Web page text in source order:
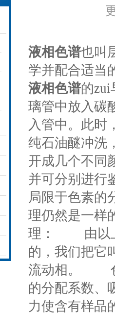
液相色谱也叫
学并配合适当
液相色谱的zui
璃管中放入碳
入管中。此时
纯石油醚冲洗
开成几个不同
并可分别进
局限于色素的
理仍然是一
理： 由以上
的，我们把它
流动相。 色
的分配系数
力使含有样品